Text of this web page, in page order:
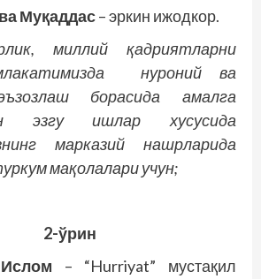
Муқаддас– эркин ижодкор.
миллий қадриятларни
нуроний ва
борасида амалга
эзгу ишлар хусусида
марказий нашрларида
мақолалари учун;
2-ўрин
– “Hurriyat” мустақил